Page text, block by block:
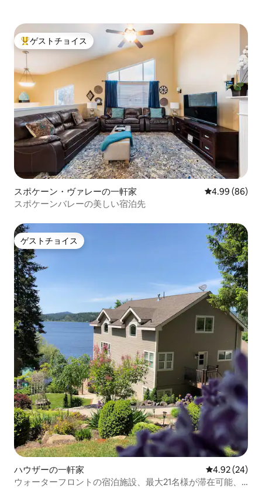
大好評のゲストチョイスです。
ゲストチョイス
スポケーン・ヴァレーの一軒家 レビュー86件
4.99 (86)
スポケーンバレーの美しい宿泊先
ゲストチョイス
ゲストチョイス
ハウザーの一軒家 レビュー24
4.92 (24)
ウォーターフロントの宿泊施設、最大21名様が滞在可能、